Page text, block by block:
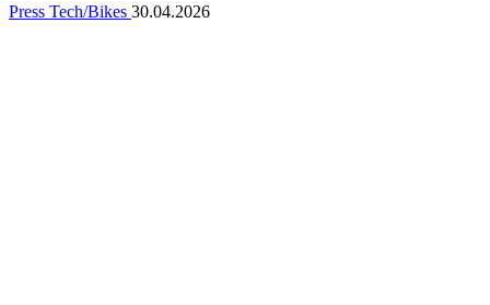
Press Tech/Bikes 30.04.2026